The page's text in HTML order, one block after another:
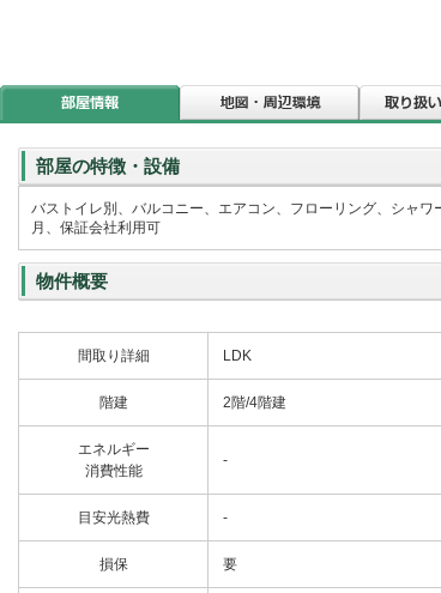
部屋の特徴・設備
バストイレ別、バルコニー、エアコン、フローリング、シャ
月、保証会社利用可
物件概要
間取り詳細 LDK
階建 2階/4階建
エネルギー
消費性能
-
目安光熱費 -
損保 要